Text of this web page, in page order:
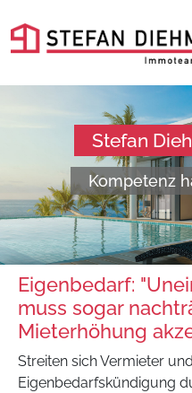
Stefan
Kompetenz
Eigenbedarf:
muss sogar
Mieterhöhung
Streiten sich Vermieter
Eigenbedarfskündigung